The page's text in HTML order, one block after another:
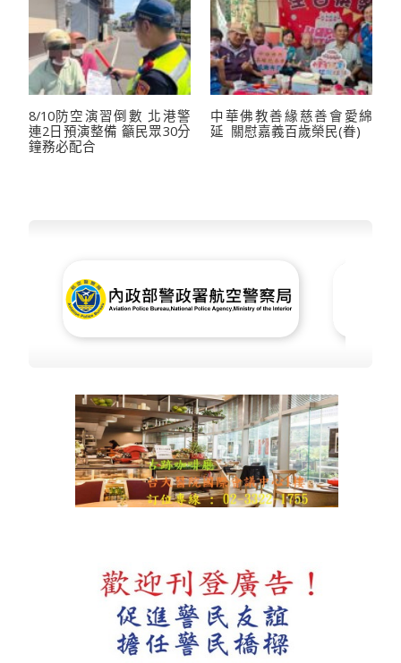
8/10防空演習倒數 北港警
連2日預演整備 籲民眾30分
鐘務必配合
中華佛教善緣慈善會愛綿
延 關慰嘉義百歲榮民(眷)